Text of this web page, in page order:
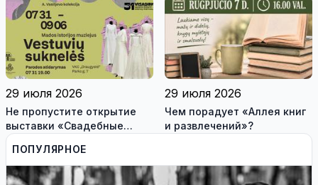
29 июля 2026
Не пропустите открытие
выставки «Свадебные
платья» и лекцию историка
моды Александра
Васильева!
29 июля 2026
Чем порадует «Аллея книг
и развлечений»?
ПОПУЛЯРНОЕ